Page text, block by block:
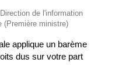
de l'information
(Première ministre)
applique un barème
dus sur votre part